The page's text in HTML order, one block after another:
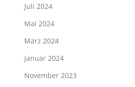
Juli 2024
Mai 2024
März 2024
Januar 2024
November 2023